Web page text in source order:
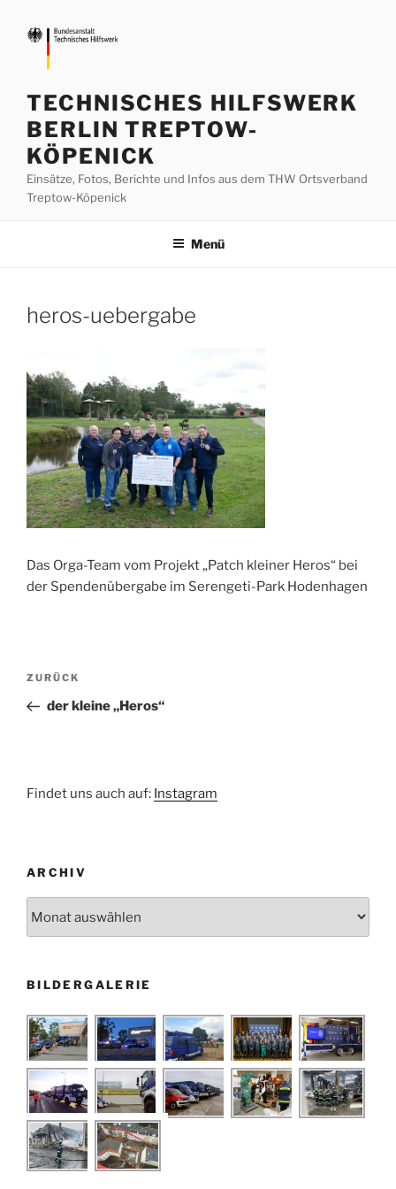
Inhalt
springen
TECHNISCHES HILFSWERK
BERLIN TREPTOW-
KÖPENICK
Einsätze, Fotos, Berichte und Infos aus dem THW Ortsverband
Treptow-Köpenick
Menü
heros-uebergabe
Das Orga-Team vom Projekt „Patch kleiner Heros“ bei
der Spendenübergabe im Serengeti-Park Hodenhagen
Beitragsnavigation
Vorheriger
Beitrag
ZURÜCK
der kleine „Heros“
Findet uns auch auf: Instagram
ARCHIV
BILDERGALERIE